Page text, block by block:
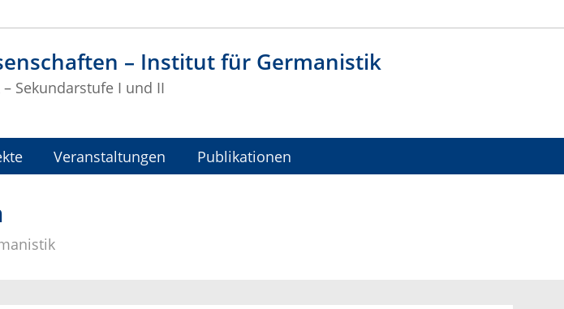
– Institut für Germanistik
Sekundarstufe I und II
Veranstaltungen Publikationen